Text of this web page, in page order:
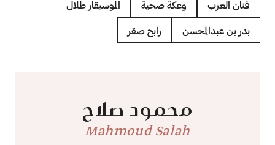
فنان العرب وعكة صحية الموسيقار طلال
بدر بن عبدالمحسن رابح صقر
محمود صلاح
Mahmoud Salah